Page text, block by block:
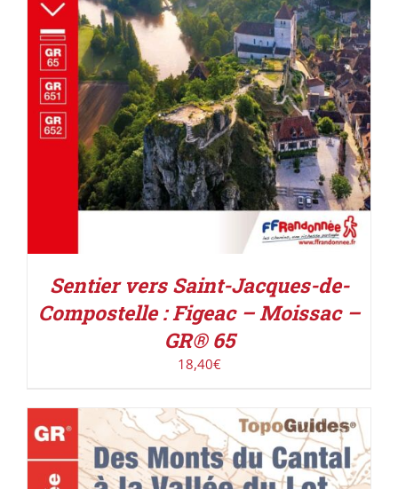
Sentier vers Saint-Jacques-de-
Compostelle : Figeac – Moissac –
GR® 65
18,40€